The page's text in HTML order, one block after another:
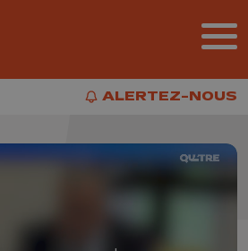
ALERTEZ-NOUS
ALERTEZ-NOUS